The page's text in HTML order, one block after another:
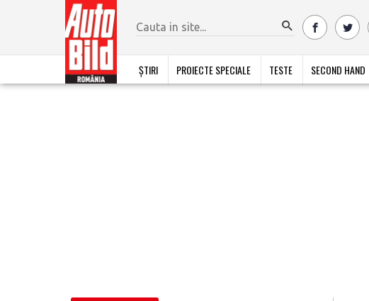
ȘTIRI PROIECTE SPECIALE TESTE SECOND HAND